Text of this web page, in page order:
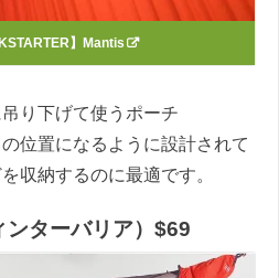
】Mantis
り下げて使うポーチ
位置になるように設計されて
収納するのに最適です。
ターバリア）$69